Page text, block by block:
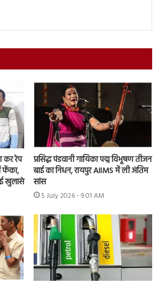
कर रेप
फेंका,
खुलासे
प्रसिद्ध पंडवानी गायिका पद्म विभूषण तीजन
बाई का निधन, रायपुर AIIMS में ली अंतिम
सांस
5 July 2026 - 9:01 AM